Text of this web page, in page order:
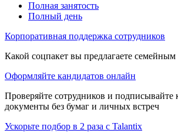
Полная занятость
Полный день
Корпоративная поддержка сотрудников
Какой соцпакет вы предлагаете семейным
Оформляйте кандидатов онлайн
Проверяйте сотрудников и подписывайте
документы без бумаг и личных встреч
Ускорьте подбор в 2 раза с Talantix